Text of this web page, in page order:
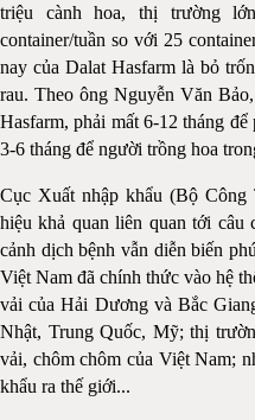
triệu cành hoa, thị trường
container/tuần so với 25
nay của Dalat Hasfarm là bỏ
rau. Theo ông Nguyễn Văn
Hasfarm, phải mất 6-12 tháng
3-6 tháng để người trồng hoa
Cục Xuất nhập khẩu (Bộ Công
hiệu khả quan liên quan tới câu
cảnh dịch bệnh vẫn diễn biến
Việt Nam đã chính thức vào hệ
vải của Hải Dương và Bắc
Nhật, Trung Quốc, Mỹ; thị
vải, chôm chôm của Việt Nam;
khẩu ra thế giới...